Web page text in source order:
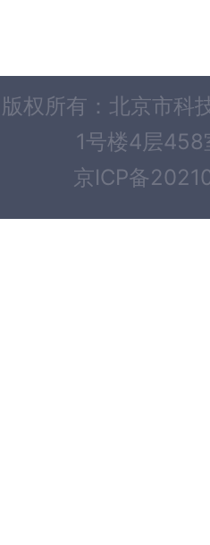
版权所有：北京市科
1号楼4层
京ICP备